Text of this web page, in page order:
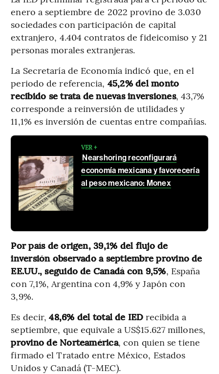
enero a septiembre de 2022 provino de 3.030
sociedades con participación de capital
extranjero, 4.404 contratos de fideicomiso y 21
personas morales extranjeras.
La Secretaría de Economía indicó que, en el
periodo de referencia, 45,2% del monto
recibido se trata de nuevas inversiones, 43,7%
corresponde a reinversión de utilidades y
11,1% es inversión de cuentas entre compañías.
VER +
Nearshoring reconfigurará
economía mexicana y favorecería
al peso mexicano: Monex
Por país de origen, 39,1% del flujo de
inversión observado a septiembre provino de
EE.UU., seguido de Canadá con 9,5%, España
con 7,1%, Argentina con 4,9% y Japón con
3,9%.
Es decir,48,6% del total de IEDrecibida a
septiembre, que equivale a US$15.627 millones,
provino de Norteamérica, con quien se tiene
firmado el Tratado entre México, Estados
Unidos y Canadá (T-MEC).